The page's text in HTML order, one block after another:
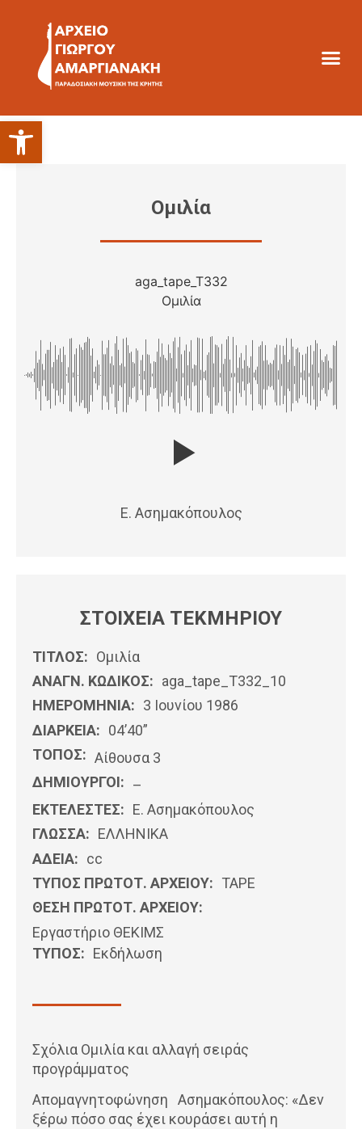
Ανοίξτε τη γραμμή εργαλείων
Ομιλία
aga_tape_T332
Ομιλία
Ε. Ασημακόπουλος
ΣΤΟΙΧΕΙΑ ΤΕΚΜΗΡΙΟΥ
ΤΙΤΛΟΣ: Ομιλία
ΑΝΑΓΝ. ΚΩΔΙΚΟΣ: aga_tape_T332_10
ΗΜΕΡΟΜΗΝΊΑ: 3 Ιουνίου 1986
ΔΙΑΡΚΕΙΑ: 04’40”
ΤΟΠΟΣ: Αίθουσα 3
ΔΗΜΙΟΥΡΓΟΙ: –
ΕΚΤΕΛΕΣΤΕΣ: Ε. Ασημακόπουλος
ΓΛΩΣΣΑ: ΕΛΛΗΝΙΚΆ
ΑΔΕΙΑ: cc
ΤΥΠΟΣ ΠΡΩΤΟΤ. ΑΡΧΕΙΟΥ: ΤΑΡΕ
ΘΕΣΗ ΠΡΩΤΟΤ. ΑΡΧΕΙΟΥ:
Εργαστήριο ΘΕΚΙΜΣ
ΤΥΠΟΣ: Εκδήλωση
Σχόλια Ομιλία και αλλαγή σειράς
προγράμματος
Απομαγνητοφώνηση Ασημακόπουλος: «Δεν
ξέρω πόσο σας έχει κουράσει αυτή η